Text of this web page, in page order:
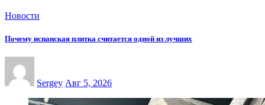
Новости
Почему испанская плитка считается одной из лучших
Sergey Авг 5, 2026